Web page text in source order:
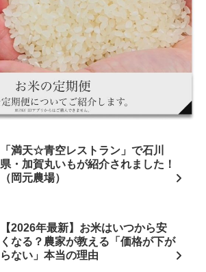
「満天☆青空レストラン」で石川
県・加賀丸いもが紹介されました！
（岡元農場）
【2026年最新】お米はいつから安
くなる？農家が教える「価格が下が
らない」本当の理由